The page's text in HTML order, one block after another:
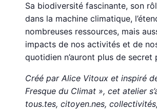
Sa biodiversité fascinante, son
dans la machine climatique,
nombreuses ressources, mais
impacts de nos activités et de
quotidien n’auront plus de
Créé par Alice Vitoux et inspiré
Fresque du Climat », cet atelier
tous.tes, citoyen.nes,